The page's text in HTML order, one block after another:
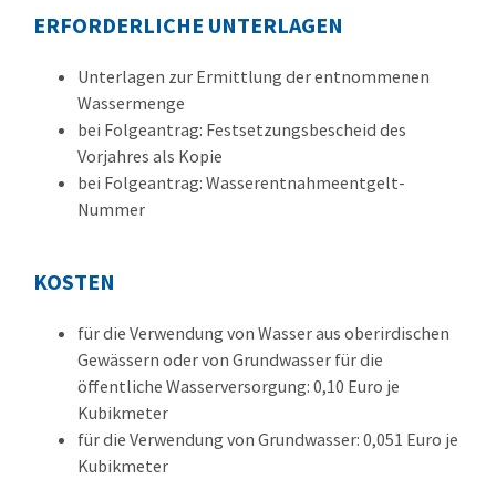
ERFORDERLICHE UNTERLAGEN
Unterlagen zur Ermittlung der entnommenen
Wassermenge
bei Folgeantrag: Festsetzungsbescheid des
Vorjahres als Kopie
bei Folgeantrag: Wasserentnahmeentgelt-
Nummer
KOSTEN
für die Verwendung von Wasser aus oberirdischen
Gewässern oder von Grundwasser für die
öffentliche Wasserversorgung: 0,10 Euro je
Kubikmeter
für die Verwendung von Grundwasser: 0,051 Euro je
Kubikmeter